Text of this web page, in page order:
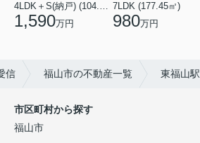
4LDK＋S(納戸) (104.74㎡)
1,590万円
7LDK (177.45㎡)
980万円
信 福山市の不動産一覧 東福山駅
市区町村から探す
福山市